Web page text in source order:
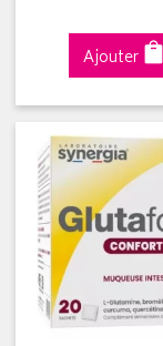
Ajouter